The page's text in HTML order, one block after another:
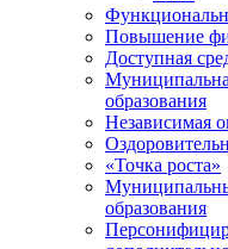
Повышение
Доступная
образования
Независимая
«Точка роста»
образования